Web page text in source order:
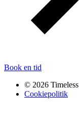
Book en tid
© 2026 Timeless
Cookiepolitik